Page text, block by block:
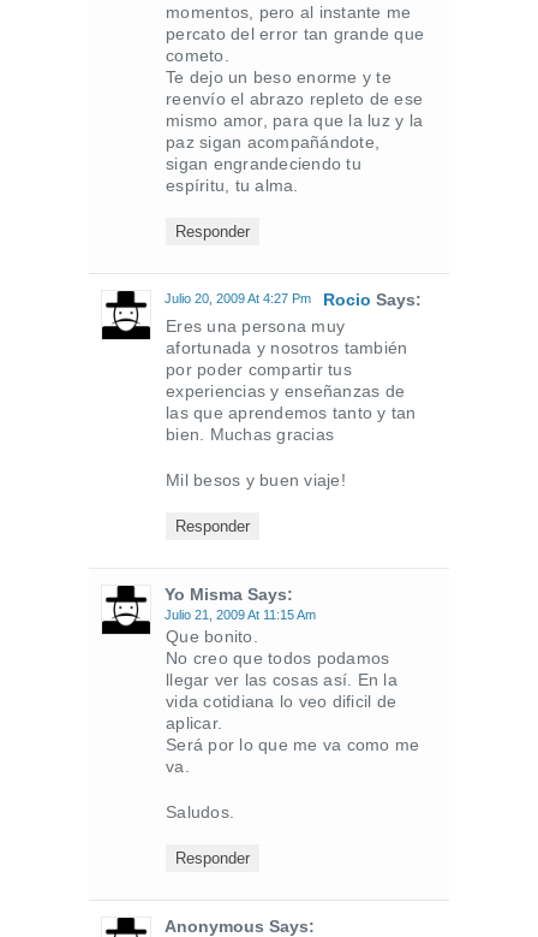
momentos, pero al instante me
percato del error tan grande que
cometo.
Te dejo un beso enorme y te
reenvío el abrazo repleto de ese
mismo amor, para que la luz y la
paz sigan acompañándote,
sigan engrandeciendo tu
espíritu, tu alma.
Responder
Rocio Says:
Julio 20, 2009 At 4:27 Pm
Eres una persona muy
afortunada y nosotros también
por poder compartir tus
experiencias y enseñanzas de
las que aprendemos tanto y tan
bien. Muchas gracias
Mil besos y buen viaje!
Responder
Yo Misma Says:
Julio 21, 2009 At 11:15 Am
Que bonito.
No creo que todos podamos
llegar ver las cosas así. En la
vida cotidiana lo veo dificil de
aplicar.
Será por lo que me va como me
va.
Saludos.
Responder
Anonymous Says: